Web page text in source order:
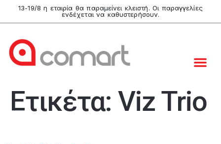
13-19/8 η εταιρία θα παραμείνει κλειστή. Οι παραγγελίες
ενδέχεται να καθυστερήσουν.
Ετικέτα:Viz Trio